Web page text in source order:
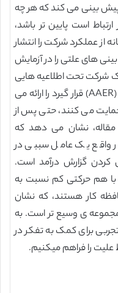
پیش بینی می کند که هر چه
است پایین تر باشد،
از عملکرد شرکت را انتشار
های علتی را در آزمایش
شرکت تحت اطلاعیه هایی
در اجرای ضوابط حسابداری و حسابرسی (AAER) قرار گیرد را ارائه می
می کنند، حتی پس از
مقاله، نشان می دهد که
واقع یک عامل سببی در
کردن گزارش درآمد است.
هم حرکتی کم نسبت به
کار هستند، که نشان
ی وسیع تر است. به
برای کمک به تفکر در
علیت را فراهم میکنیم.